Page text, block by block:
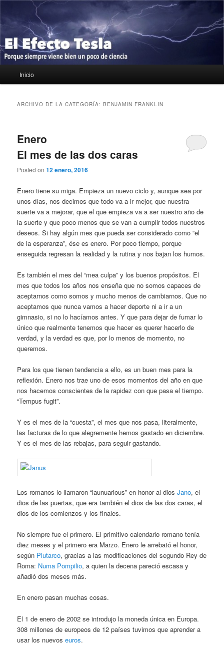
contenido
principal
contenido
secundario
El Efecto Tesla
Porque siempre viene bien un poco de ciencia
principal
Inicio
ARCHIVO DE LA CATEGORÍA:BENJAMIN FRANKLIN
Enero
El mes de las dos caras
Posted on12 enero, 2016
Enero tiene su miga. Empieza un nuevo ciclo y, aunque sea por
unos días, nos decimos que todo va a ir mejor, que nuestra
suerte va a mejorar, que el que empieza va a ser nuestro año de
la suerte y que poco menos que se van a cumplir todos nuestros
deseos. Si hay algún mes que pueda ser considerado como “el
de la esperanza”, ése es enero. Por poco tiempo, porque
enseguida regresan la realidad y la rutina y nos bajan los humos.
Es también el mes del “mea culpa” y los buenos propósitos. El
mes que todos los años nos enseña que no somos capaces de
aceptarnos como somos y mucho menos de cambiarnos. Que no
aceptamos que nunca vamos a hacer deporte ni a ir a un
gimnasio, si no lo hacíamos antes. Y que para dejar de fumar lo
único que realmente tenemos que hacer es querer hacerlo de
verdad, y la verdad es que, por lo menos de momento, no
queremos.
Para los que tienen tendencia a ello, es un buen mes para la
reflexión. Enero nos trae uno de esos momentos del año en que
nos hacemos conscientes de la rapidez con que pasa el tiempo.
“Tempus fugit”.
Y es el mes de la “cuesta”, el mes que nos pasa, literalmente,
las facturas de lo que alegremente hemos gastado en diciembre.
Y es el mes de las rebajas, para seguir gastando.
Los romanos lo llamaron “iaunuarious” en honor al diosJano, el
dios de las puertas, que era también el dios de las dos caras, el
dios de los comienzos y los finales.
No siempre fue el primero. El primitivo calendario romano tenía
diez meses y el primero era Marzo. Enero le arrebató el honor,
según Plutarco, gracias a las modificaciones del segundo Rey de
Roma: Numa Pompilio, a quien la decena pareció escasa y
añadió dos meses más.
En enero pasan muchas cosas.
El 1 de enero de 2002 se introdujo la moneda única en Europa.
308 millones de europeos de 12 países tuvimos que aprender a
usar los nuevoseuros.